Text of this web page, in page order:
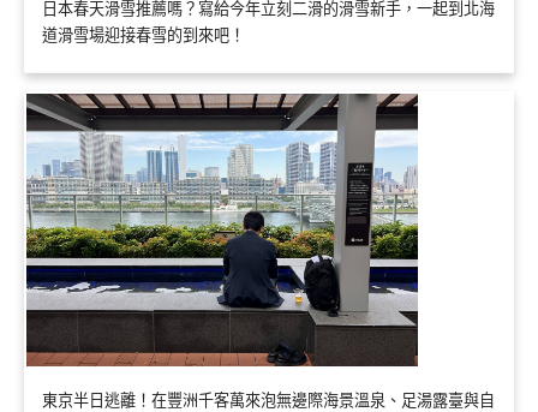
日本春天滑雪推薦嗎？寫給今年立刻二滑的滑雪新手，一起到北海
道滑雪場迎接春雪的到來吧！
東京半日逃離！在豐洲千客萬來泡無邊際海景溫泉、足湯露臺與自